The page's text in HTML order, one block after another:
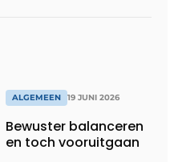
ALGEMEEN 19 JUNI 2026
Bewuster balanceren
en toch vooruitgaan